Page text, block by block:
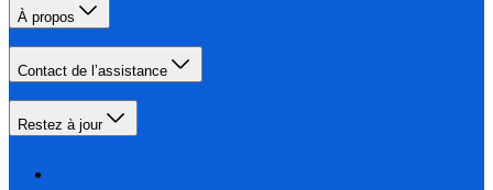
À propos
Contact de l’assistance
Restez à jour